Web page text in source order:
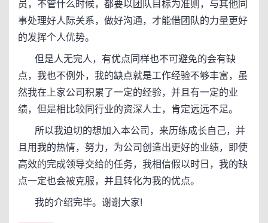
员，不管什么时候，都要以团队目标为准则，与其他同
事处理好人际关系，做好沟通，才能借团队的力量更好
的发挥个人优势。
但是人无完人，有优点同样也不可避免的会有缺
点，我也不例外，我的缺点就是工作经验不够丰富，虽
然我在上家公司积累了一定的经验，并且有一定的业
绩，但是相比较同行业的资深人士，肯定远远不足。
所以我迫切的想加入本公司，来历练成长自己，并
且用我的热情，努力，为公司创造出更好的业绩，即使
高效的完成领导交给的任务，我相信假以时日，我的缺
点一定也会被克服，并且转化为我的优点。
我的介绍完毕。谢谢大家!